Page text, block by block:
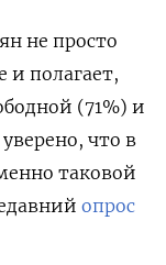
не просто
и полагает,
(71%) и
что в
таковой
опрос